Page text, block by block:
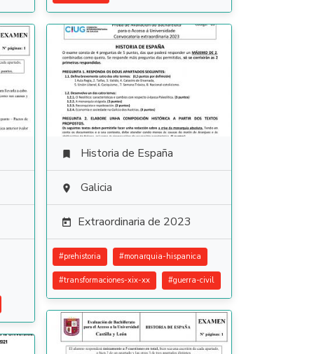
 Historia de España
 Galicia
 Extraordinaria de 2023
#prehistoria #monarquia-hispanica
#transformaciones-xix-xx #guerra-civil